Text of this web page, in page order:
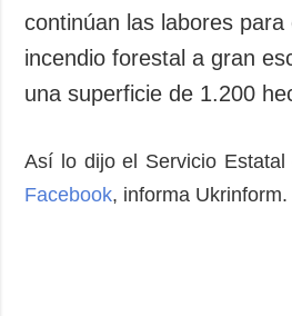
continúan las labores para
incendio forestal a gran
una superficie de 1.200
Así lo dijo el Servicio
Facebook, informa Ukrinform.